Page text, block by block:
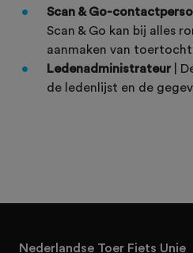
Scan & Go-
Scan & Go kan bij alles
aanmaken van
Ledenadministrateur
|
de ledenlijst en de
Nederlandse Toer Fiets Unie